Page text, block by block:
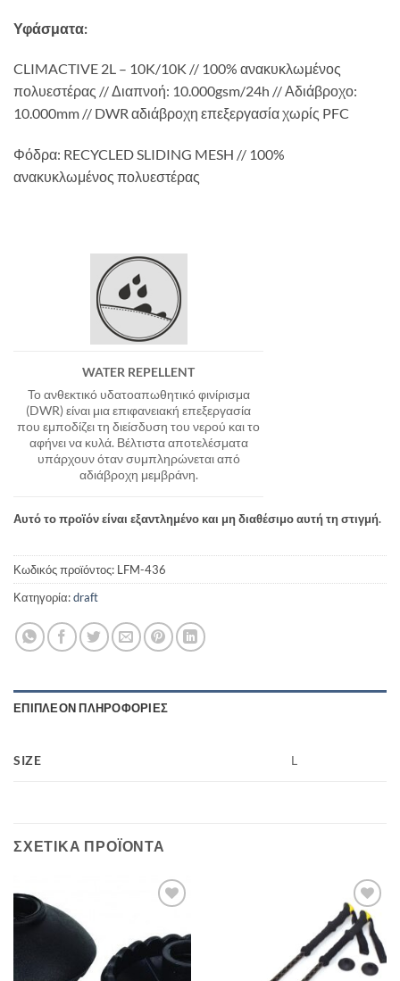
Υφάσματα:
CLIMACTIVE 2L – 10K/10K // 100% ανακυκλωμένος
πολυεστέρας // Διαπνοή: 10.000gsm/24h // Αδιάβροχο:
10.000mm // DWR αδιάβροχη επεξεργασία χωρίς PFC
Φόδρα: RECYCLED SLIDING MESH // 100%
ανακυκλωμένος πολυεστέρας
WATER REPELLENT
Το ανθεκτικό υδατοαπωθητικό φινίρισμα
(DWR) είναι μια επιφανειακή επεξεργασία
που εμποδίζει τη διείσδυση του νερού και το
αφήνει να κυλά. Βέλτιστα αποτελέσματα
υπάρχουν όταν συμπληρώνεται από
αδιάβροχη μεμβράνη.
Αυτό το προϊόν είναι εξαντλημένο και μη διαθέσιμο αυτή τη στιγμή.
Κωδικός προϊόντος: LFM-436
Κατηγορία:draft
ΕΠΙΠΛΈΟΝ ΠΛΗΡΟΦΟΡΊΕΣ
SIZE L
ΣΧΕΤΙΚΆ ΠΡΟΪΌΝΤΑ
wishlist
Add to
wishlist